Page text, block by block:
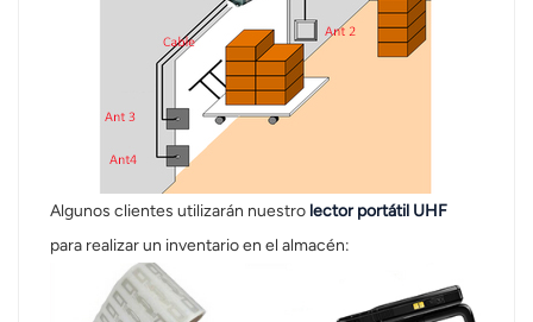
Algunos clientes utilizarán nuestro lector portátil UHF
para realizar un inventario en el almacén: